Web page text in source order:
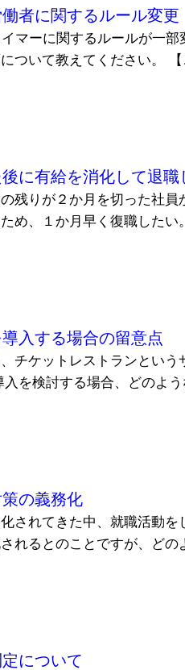
者に関するルール変更
マーに関するルールが一部
ついて教えてください。
に有給を消化して退職
残りが２か月を切った社員
め、１か月早く復職したい
入する場合の留意点
チケットレストランという
を検討する場合、どのよ
の義務化
されてきた中、就職活動を
れるとのことですが、どの
について